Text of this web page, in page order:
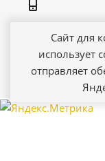
Сайт для
использует
отправляет